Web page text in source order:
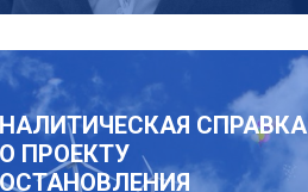
СПРАВКА
ПРОЕКТУ